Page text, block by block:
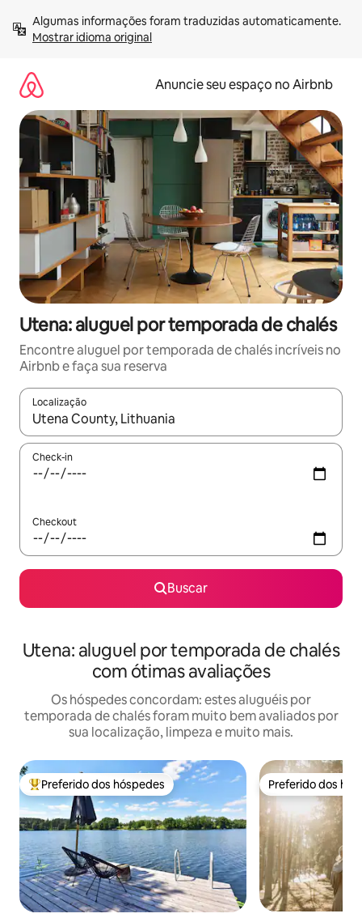
para
Mostrar idioma original
Anuncie seu espaço no Airbnb
Utena: aluguel por temporada de chalés
Encontre aluguel por temporada de chalés incríveis no
Airbnb e faça sua reserva
Localização
Quando os resultados estiverem disponíveis, explore-os
Check-in
Checkout
Buscar
Utena: aluguel por temporada de chalés
com ótimas avaliações
Os hóspedes concordam: estes aluguéis por
temporada de chalés foram muito bem avaliados por
sua localização, limpeza e muito mais.
Entre os melhores preferidos dos hóspedes
Preferido dos hóspedes Preferido dos
Preferido dos